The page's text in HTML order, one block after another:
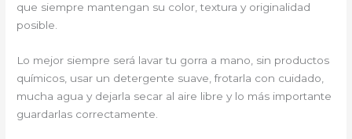
que siempre mantengan su color, textura y originalidad
posible.
Lo mejor siempre será lavar tu gorra a mano, sin productos
químicos, usar un detergente suave, frotarla con cuidado,
mucha agua y dejarla secar al aire libre y lo más importante
guardarlas correctamente.